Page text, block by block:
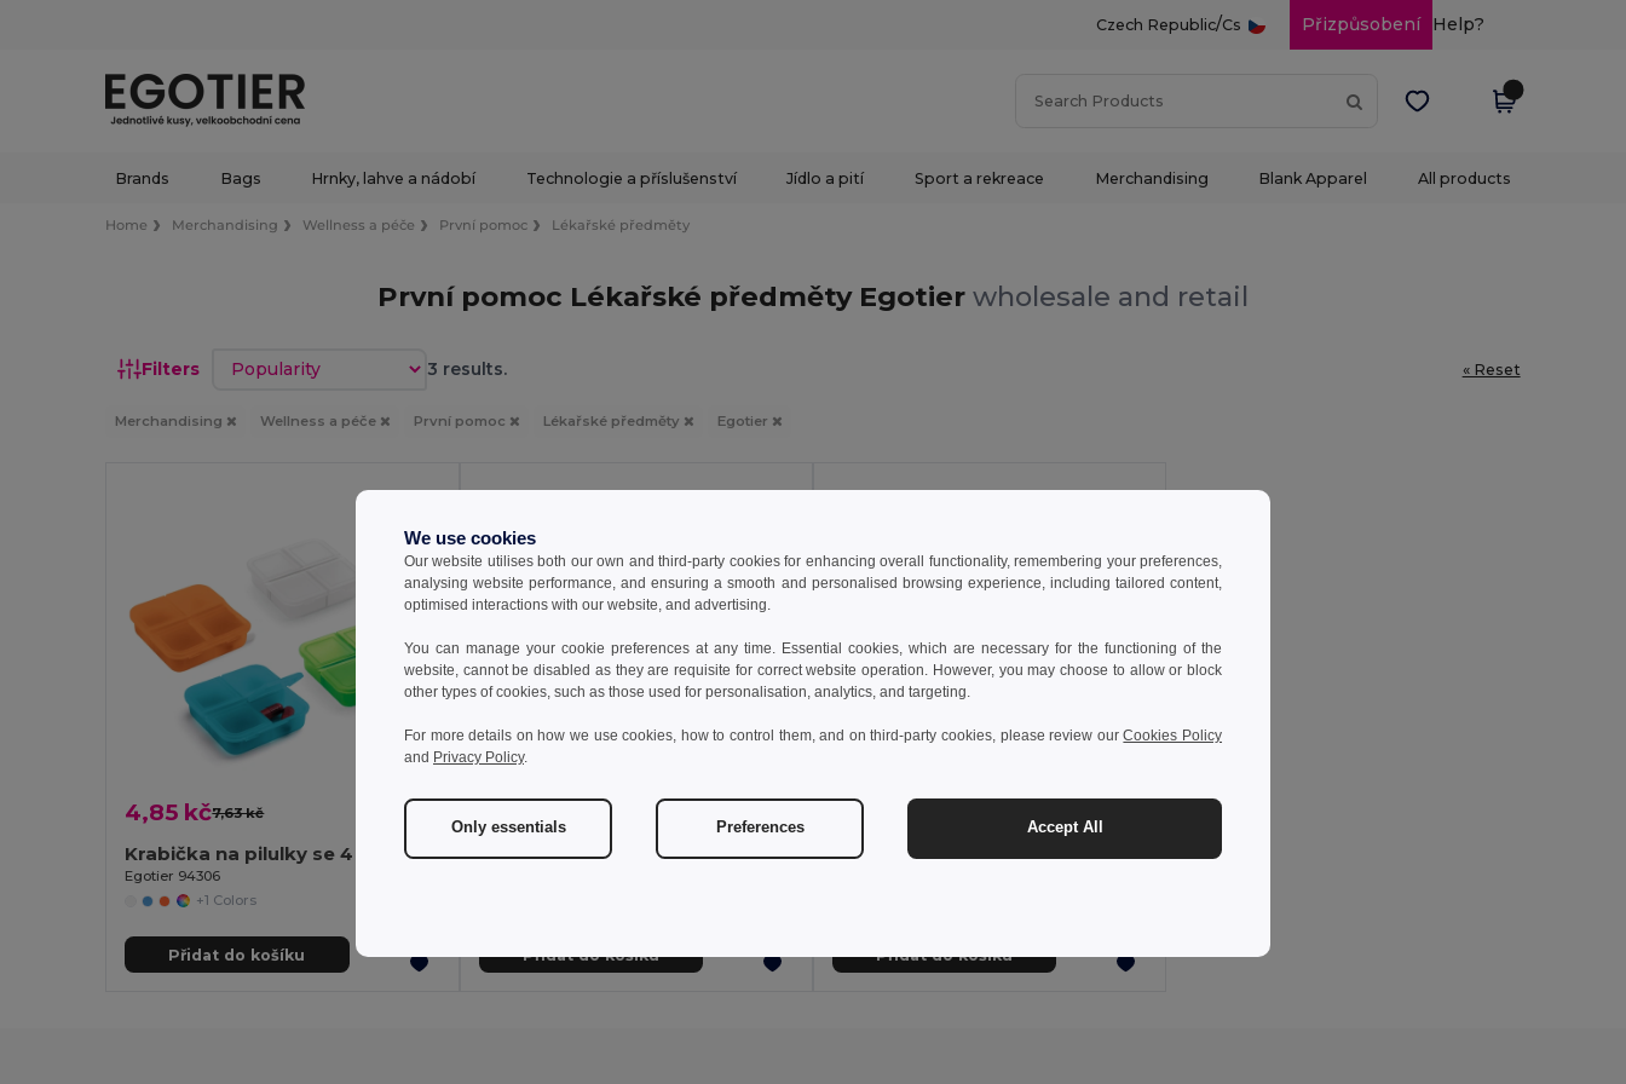
Czech Republic/Cs Přizpůsobení Help?
Brands Bags Hrnky, lahve a nádobí Technologie a příslušenství Jídlo a pití Sport a rekreace Merchandising Blank Apparel All products
Home Merchandising Wellness a péče První pomoc Lékařské předměty
První pomoc Lékařské předměty Egotier wholesale and retail
Filters Sort by 3 results. « Reset
Merchandising Wellness a péče První pomoc Lékařské předměty Egotier
4,85 kč7,63 kč
Krabička na pilulky se 4 přepážkami
Egotier 94306
+1 Colors
Přidat do košíku
22,42 kč
Krabička na pilulky se 2 přepážkami
Přidat do košíku
9,48 kč
Krabička na pilulky se 7 přepážkami
Přidat do košíku
We use cookies
Our website utilises both our own and third-party cookies for enhancing overall functionality, remembering your preferences,
analysing website performance, and ensuring a smooth and personalised browsing experience, including tailored content,
optimised interactions with our website, and advertising.
You can manage your cookie preferences at any time. Essential cookies, which are necessary for the functioning of the
website, cannot be disabled as they are requisite for correct website operation. However, you may choose to allow or block
other types of cookies, such as those used for personalisation, analytics, and targeting.
For more details on how we use cookies, how to control them, and on third-party cookies, please review ourCookies Policy
and Privacy Policy.
Only essentials Preferences Accept All